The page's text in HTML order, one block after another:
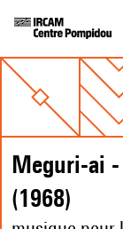
Meguri-ai
(1968)